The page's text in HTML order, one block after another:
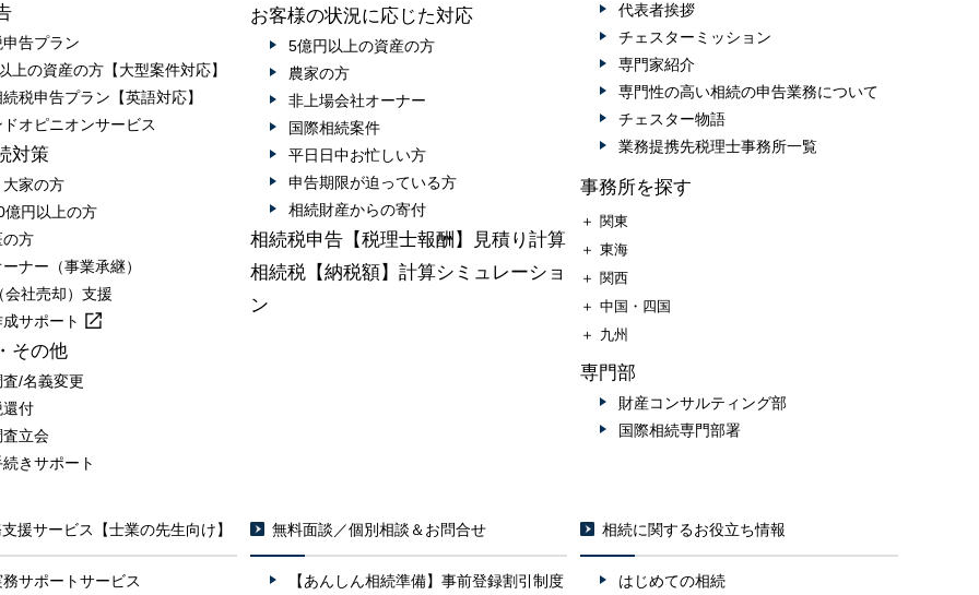
告プラン
上の資産の方【大型案件対応】
税申告プラン【英語対応】
オピニオンサービス
対策
家の方
億円以上の方
の方
ナー（事業承継）
会社売却）支援
成サポート
その他
/名義変更
還付
立会
きサポート
お客様の状況に応じた対応
5億円以上の資産の方
農家の方
非上場会社オーナー
国際相続案件
平日日中お忙しい方
申告期限が迫っている方
相続財産からの寄付
相続税申告【税理士報酬】見積り計算
相続税【納税額】計算シミュレーショ
ン
代表者挨拶
チェスターミッション
専門家紹介
専門性の高い相続の申告業務について
チェスター物語
業務提携先税理士事務所一覧
事務所を探す
＋ 関東
＋ 東海
＋ 関西
＋ 中国・四国
＋ 九州
専門部
財産コンサルティング部
国際相続専門部署
援サービス【士業の先生向け】
サポートサービス
無料面談／個別相談＆お問合せ
【あんしん相続準備】事前登録割引制度
相続に関するお役立ち情報
はじめての相続